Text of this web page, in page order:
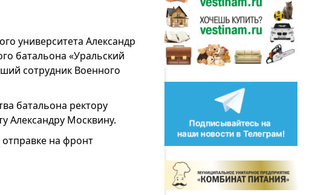
университета Александр
батальона «Уральский
сотрудник Военного
батальона ректору
Александру Москвину.
отправке на фронт